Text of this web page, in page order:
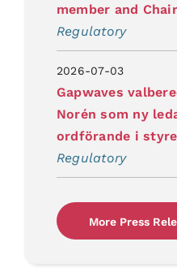
member and
Regulatory
2026-07-03
Gapwaves
Norén som ny
ordförande i
Regulatory
More Press